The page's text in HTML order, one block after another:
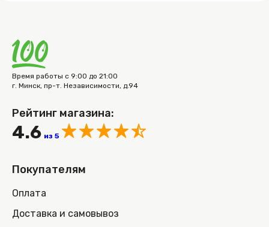
Время работы с 9:00 до 21:00
г. Минск, пр-т. Независимости, д.94
Рейтинг магазина:
4.6 из 5
Покупателям
Оплата
Доставка и самовывоз